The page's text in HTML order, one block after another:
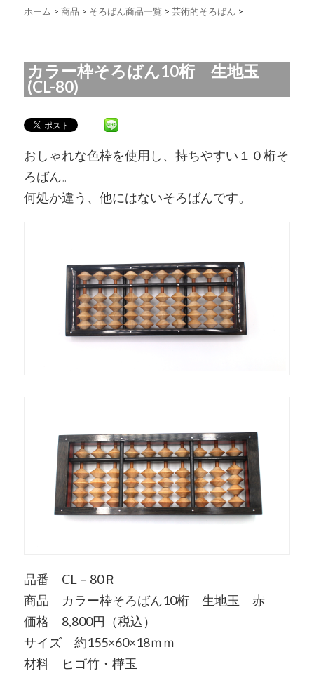
ホーム > 商品 > そろばん商品一覧 > 芸術的そろばん >
カラー枠そろばん10桁 生地玉
(CL-80)
おしゃれな色枠を使用し、持ちやすい１０桁そ
ろばん。
何処か違う、他にはないそろばんです。
品番 CL－80Ｒ
商品 カラー枠そろばん10桁 生地玉 赤
価格 8,800円（税込）
サイズ 約155×60×18ｍｍ
材料 ヒゴ竹・樺玉